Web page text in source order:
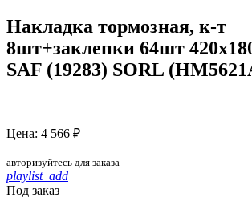
Накладка тормозная, к-т
8шт+заклепки 64шт
SAF (19283) SORL
Цена: 4 566 ₽
авторизуйтесь для заказа
playlist_add
Под заказ